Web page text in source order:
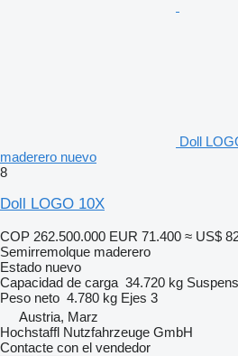
Doll
maderero nuevo
8
Doll LOGO 10X
COP 262.500.000 EUR 71.400 ≈ US$
Semirremolque maderero
Estado nuevo
Capacidad de carga 34.720 kg
Peso neto 4.780 kg Ejes 3
Austria, Marz
Hochstaffl Nutzfahrzeuge GmbH
Contacte con el vendedor